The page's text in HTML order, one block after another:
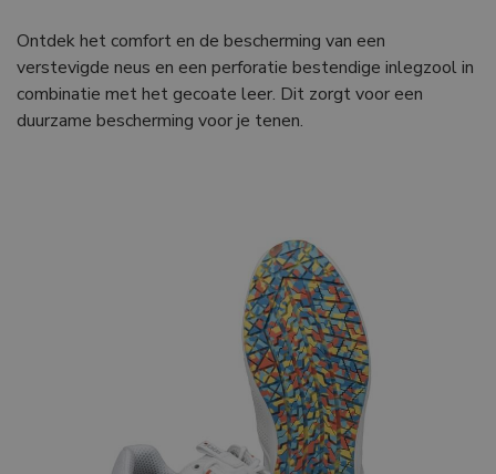
Ontdek het comfort en de bescherming van een
verstevigde neus en een perforatie bestendige inlegzool in
combinatie met het gecoate leer. Dit zorgt voor een
duurzame bescherming voor je tenen.